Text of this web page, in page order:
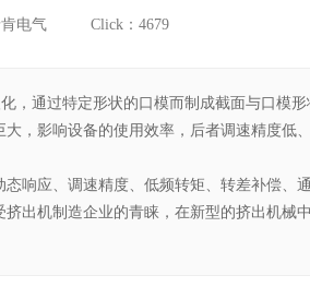
电气 Click：4679
，通过特定形状的口模而制成截面与口模
，影响设备的使用效率，后者调速精度低
响应、调速精度、低频转矩、转差补偿、
出机制造企业的青睐，在新型的挤出机械